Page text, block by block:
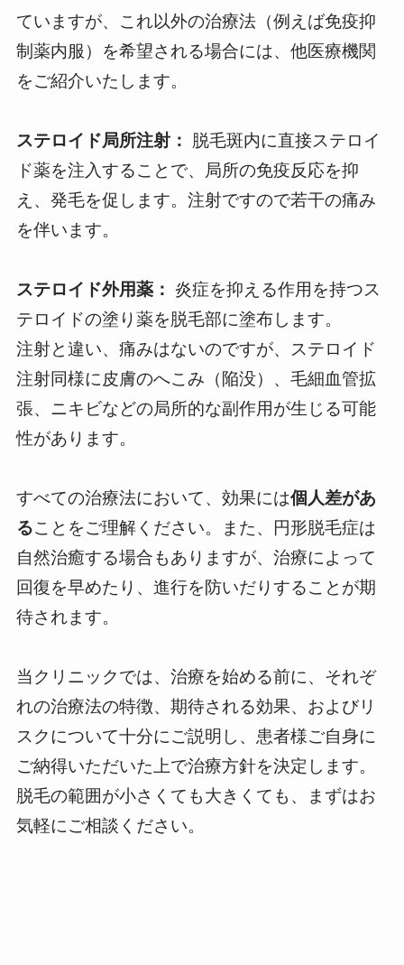
ていますが、これ以外の治療法（例えば免疫抑
制薬内服）を希望される場合には、他医療機関
をご紹介いたします。
ステロイド局所注射：
脱毛斑内に直接ステロイ
ド薬を注入することで、局所の免疫反応を抑
え、発毛を促します。注射ですので若干の痛み
を伴います。
ステロイド外用薬：
炎症を抑える作用を持つス
テロイドの塗り薬を脱毛部に塗布します。
注射と違い、痛みはないのですが、ステロイド
注射同様に皮膚のへこみ（陥没）、毛細血管拡
張、ニキビなどの局所的な副作用が生じる可能
性があります。
すべての治療法において、効果には個人差があ
ることをご理解ください。また、円形脱毛症は
自然治癒する場合もありますが、治療によって
回復を早めたり、進行を防いだりすることが期
待されます。
当クリニックでは、治療を始める前に、それぞ
れの治療法の特徴、期待される効果、およびリ
スクについて十分にご説明し、患者様ご自身に
ご納得いただいた上で治療方針を決定します。
脱毛の範囲が小さくても大きくても、まずはお
気軽にご相談ください。